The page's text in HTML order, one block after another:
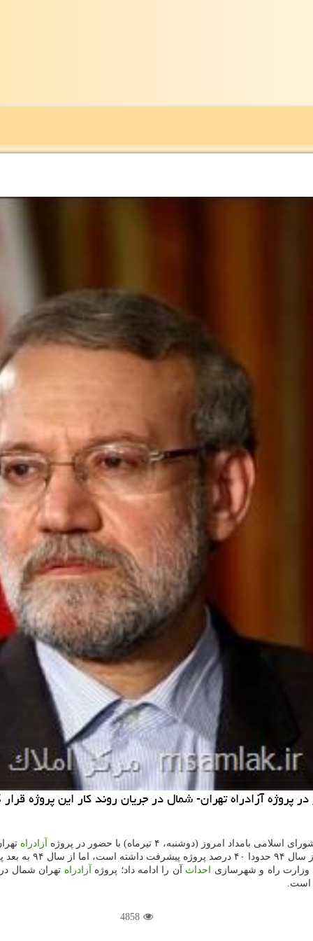
آزادراه تهران- شمال در جریان روند كار این پروژه
امروز (دوشنبه، ۴ تیرماه) با حضور در پروژه آزادراه
وزارت راه و شهرسازی احداث آن را ادامه داد؛ پروژه
آزادراه
4858